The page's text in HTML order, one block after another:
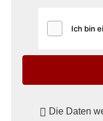
Die Daten